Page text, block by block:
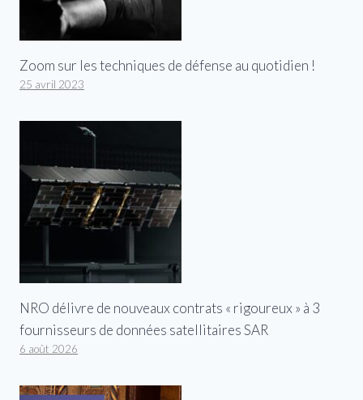
Zoom sur les techniques de défense au quotidien !
25 avril 2023
NRO délivre de nouveaux contrats « rigoureux » à 3
fournisseurs de données satellitaires SAR
6 août 2026